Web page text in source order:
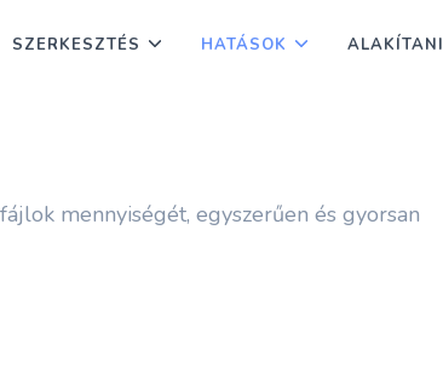
SZERKESZTÉS HATÁSOK ALAKÍTANI
mennyiségét, egyszerűen és gyorsan